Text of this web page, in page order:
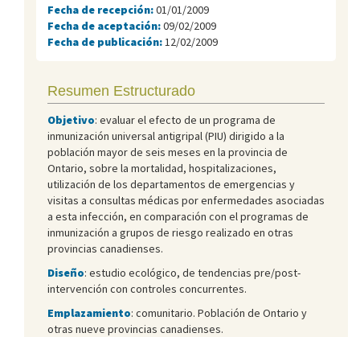
Fecha de recepción:01/01/2009
Fecha de aceptación:09/02/2009
Fecha de publicación: 12/02/2009
Resumen Estructurado
Objetivo: evaluar el efecto de un programa de
inmunización universal antigripal (PIU) dirigido a la
población mayor de seis meses en la provincia de
Ontario, sobre la mortalidad, hospitalizaciones,
utilización de los departamentos de emergencias y
visitas a consultas médicas por enfermedades asociadas
a esta infección, en comparación con el programas de
inmunización a grupos de riesgo realizado en otras
provincias canadienses.
Diseño: estudio ecológico, de tendencias pre/post-
intervención con controles concurrentes.
Emplazamiento: comunitario. Población de Ontario y
otras nueve provincias canadienses.